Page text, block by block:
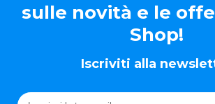
sulle novità e le
Shop!
Iscriviti alla